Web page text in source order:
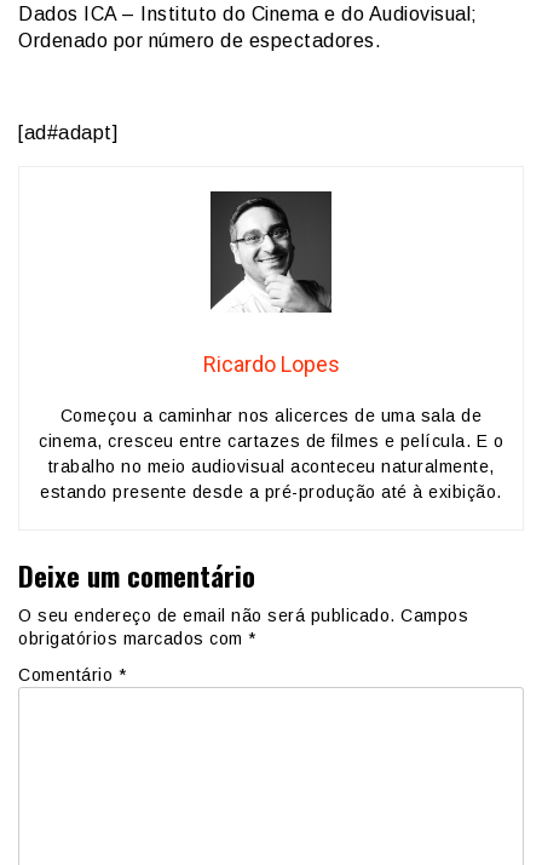
Dados ICA – Instituto do Cinema e do Audiovisual;
Ordenado por número de espectadores.
[ad#adapt]
Ricardo Lopes
Começou a caminhar nos alicerces de uma sala de
cinema, cresceu entre cartazes de filmes e película. E o
trabalho no meio audiovisual aconteceu naturalmente,
estando presente desde a pré-produção até à exibição.
Deixe um comentário
O seu endereço de email não será publicado. Campos
obrigatórios marcados com *
Comentário *